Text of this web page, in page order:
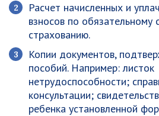
Расчет начисленных и
взносов по обязательному
страхованию.
Копии документов,
пособий. Например: листок
нетрудоспособности;
консультации;
ребенка установленной